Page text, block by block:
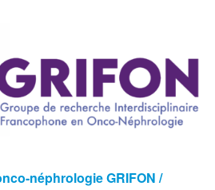
néphrologie GRIFON /